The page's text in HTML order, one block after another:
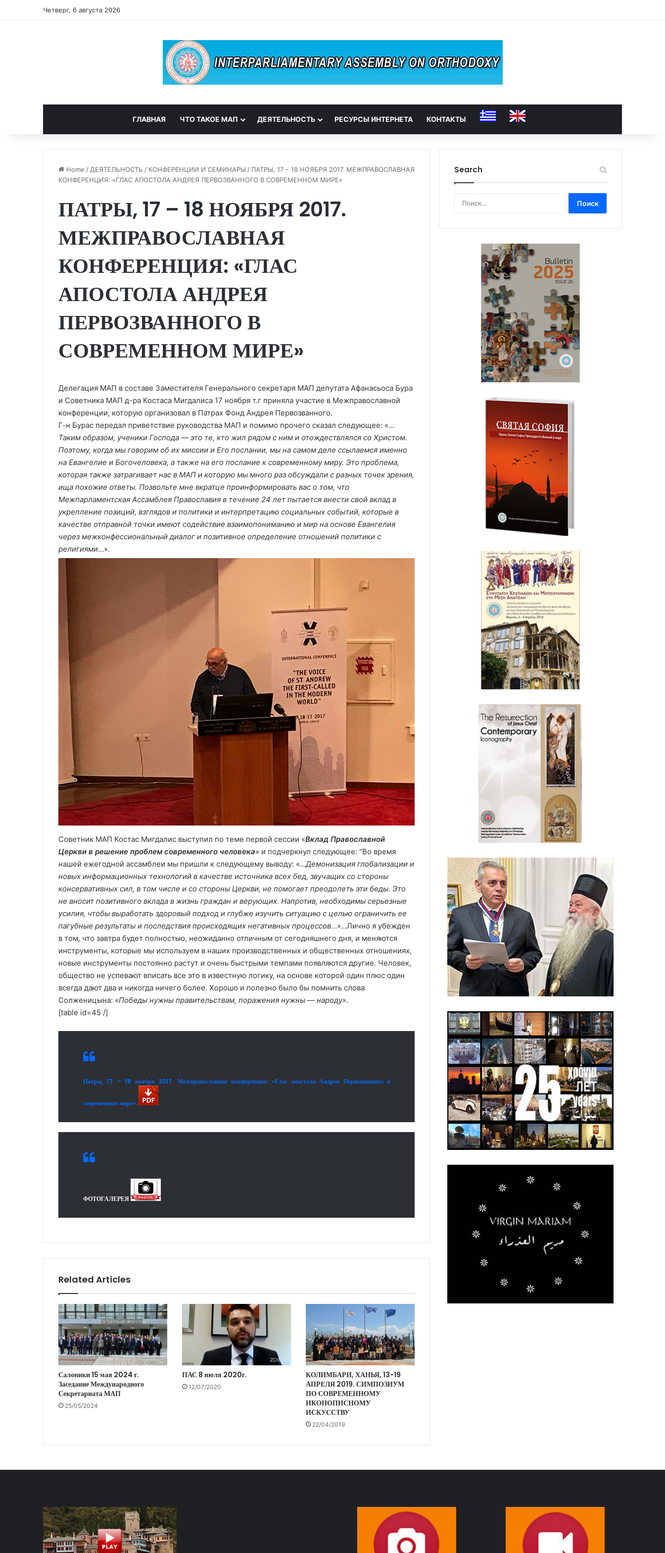
Четверг, 6 августа 2026
ГЛАВНАЯ ЧТО ТАКОЕ МАП ДЕЯТЕЛЬНОСТЬ РЕСУРСЫ ИНТЕРНЕТА КОНТАКТЫ
Home / ДЕЯТЕЛЬНОСТЬ / КОНФЕРЕНЦИИ И СЕМИНАРЫ / ПАТРЫ, 17 – 18 НОЯБРЯ 2017. МЕЖПРАВОСЛАВНАЯ
КОНФЕРЕНЦИЯ: «ГЛАС АПОСТОЛА АНДРЕЯ ПЕРВОЗВАННОГО В СОВРЕМЕННОМ МИРЕ»
ПАТРЫ, 17 – 18 НОЯБРЯ 2017.
МЕЖПРАВОСЛАВНАЯ
КОНФЕРЕНЦИЯ: «ГЛАС
АПОСТОЛА АНДРЕЯ
ПЕРВОЗВАННОГО В
СОВРЕМЕННОМ МИРЕ»
Делегация МАП в составе Заместителя Генерального секретаря МАП депутата Афанасьоса Бура
и Советника МАП д-ра Костаса Мигдалиса 17 ноября т.г приняла участие в Межправославной
конференции, которую организовал в Патрах Фонд Андрея Первозванного.
Г-н Бурас передал приветствие руководства МАП и помимо прочего сказал следующее: «…
Таким образом, ученики Господа — это те, кто жил рядом с ним и отождествлялся со Христом.
Поэтому, когда мы говорим об их миссии и Его послании, мы на самом деле ссылаемся именно
на Евангелие и Богочеловека, а также на его послание к современному миру. Это проблема,
которая также затрагивает нас в МАП и которую мы много раз обсуждали с разных точек зрения,
ища похожие ответы. Позвольте мне вкратце проинформировать вас о том, что
Межпарламентская Ассамблея Православия в течение 24 лет пытается внести свой вклад в
укрепление позиций, взглядов и политики и интерпретацию социальных событий, которые в
качестве отправной точки имеют содействие взаимопониманию и мир на основе Евангелия
через межконфессиональный диалог и позитивное определение отношений политики с
религиями…».
Советник МАП Костас Мигдалис выступил по теме первой сессии «Вклад Православной
Церкви в решение проблем современного человека» и подчеркнул следующее: “Во время
нашей ежегодной ассамблеи мы пришли к следующему выводу: «…Демонизация глобализации и
новых информационных технологий в качестве источника всех бед, звучащих со стороны
консервативных сил, в том числе и со стороны Церкви, не помогает преодолеть эти беды. Это
не вносит позитивного вклада в жизнь граждан и верующих. Напротив, необходимы серьезные
усилия, чтобы выработать здоровый подход и глубже изучить ситуацию с целью ограничить ее
пагубные результаты и последствия происходящих негативных процессов…»…Лично я убежден
в том, что завтра будет полностью, неожиданно отличным от сегодняшнего дня, и меняются
инструменты, которые мы используем в наших производственных и общественных отношениях,
новые инструменты постоянно растут и очень быстрыми темпами появляются другие. Человек,
общество не успевают вписать все это в известную логику, на основе которой один плюс один
всегда дают два и никогда ничего более. Хорошо и полезно было бы помнить слова
Солженицына: «Победы нужны правительствам, поражения нужны — народу».
[table id=45 /]
Патры, 17 – 18 ноября 2017. Межправославная конференция: «Глас апостола Андрея Первозванного в
современном мире».
ФОТОГАЛЕРЕЯ
Related Articles
Салоники 15 мая 2024 г.
Заседание Международного
Секретариата МАП
25/05/2024
ПАС 8 июля 2020г.
12/07/2020
КОЛИМБАРИ, ХАНЬЯ, 13-19
АПРЕЛЯ 2019. СИМПОЗИУМ
ПО СОВРЕМЕННОМУ
ИКОНОПИСНОМУ
ИСКУССТВУ
22/04/2019
Search